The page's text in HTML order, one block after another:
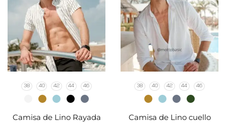
38 40 42 44 46
Camisa de Lino Rayada
38 40 42 44 46
Camisa de Lino cuello